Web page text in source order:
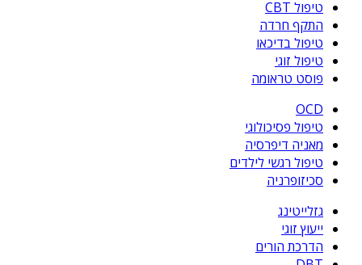
טיפול CBT
התקף חרדה
טיפול בדיכאו
טיפול זוגי
פוסט טראומה
OCD
טיפול פסיכולוגי
מאניה דיפרסיה
טיפול רגשי לילדים
סכיזופרניה
גזלייטינג
ייעוץ זוגי
הדרכת הורים